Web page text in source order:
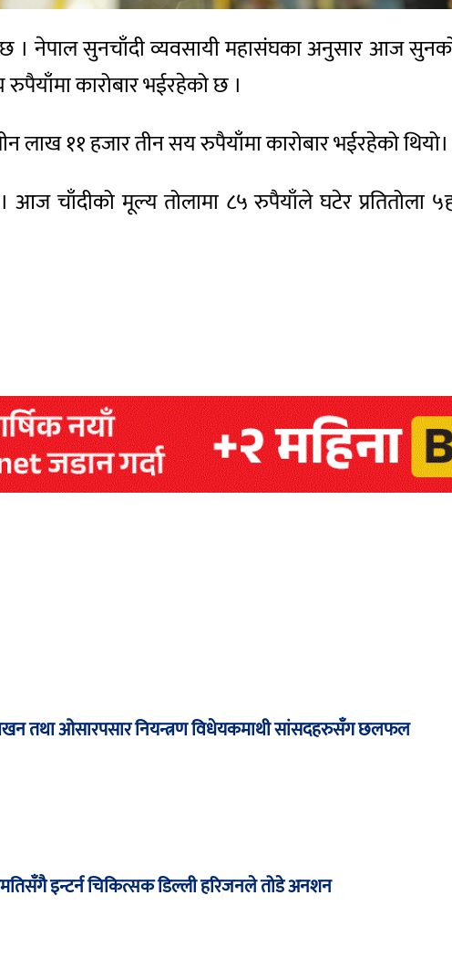
छ । नेपाल सुनचाँदी व्यवसायी महासंघका अनुसार आज
कारोबार भईरहेको छ ।
लाख ११ हजार तीन सय रुपैयाँमा कारोबार भईरहेको थियो।
चाँदीको मूल्य तोलामा ८५ रुपैयाँले घटेर प्रतितोला
तथा ओसारपसार नियन्त्रण विधेयकमाथी सांसदहरुसँग छलफल
इन्टर्न चिकित्सक डिल्ली हरिजनले तोडे अनशन